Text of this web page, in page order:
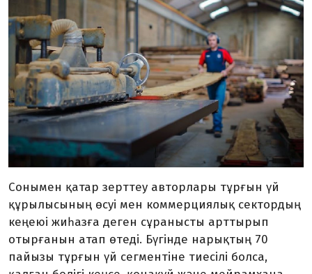
Сонымен қатар зерттеу авторлары тұрғын үй
құрылысының өсуі мен коммерциялық сектордың
кеңеюі жиһазға деген сұранысты арттырып
отырғанын атап өтеді. Бүгінде нарықтың 70
пайызы тұрғын үй сегментіне тиесілі болса,